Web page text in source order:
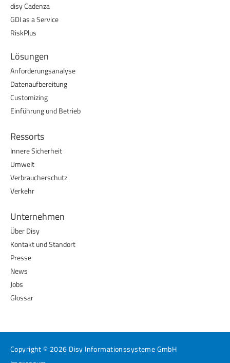
disy Cadenza
GDI as a Service
RiskPlus
Lösungen
Anforderungsanalyse
Datenaufbereitung
Customizing
Einführung und Betrieb
Ressorts
Innere Sicherheit
Umwelt
Verbraucherschutz
Verkehr
Unternehmen
Über Disy
Kontakt und Standort
Presse
News
Jobs
Glossar
Copyright © 2026 Disy Informationssysteme GmbH